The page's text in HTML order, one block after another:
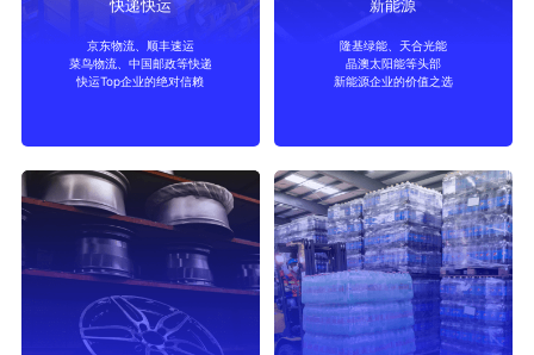
快递快运
快递快运
京东物流、顺丰速运
菜鸟物流、中国邮政等快递
快运Top企业的绝对信赖
新能源
新能源
隆基绿能、天合光能
晶澳太阳能等头部
新能源企业的价值之选